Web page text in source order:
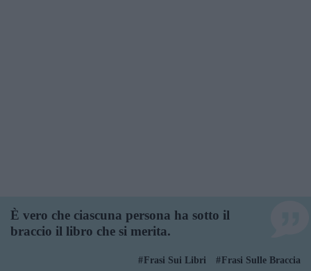
È vero che ciascuna persona ha sotto il
braccio il libro che si merita.
Frasi Sui Libri
Frasi Sulle Braccia